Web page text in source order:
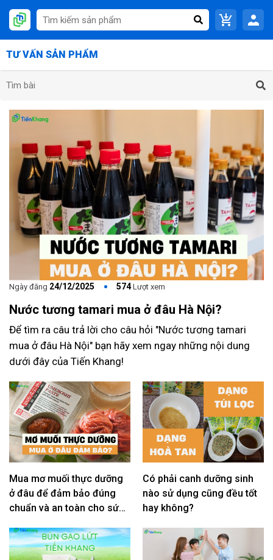
TƯ VẤN SẢN PHẨM
Ngày đăng 24/12/2025 574 Lượt xem
Nước tương tamari mua ở đâu Hà Nội?
Để tìm ra câu trả lời cho câu hỏi "Nước tương tamari
mua ở đâu Hà Nội" bạn hãy xem ngay những nội dung
dưới đây của Tiến Khang!
Mua mơ muối thực dưỡng
ở đâu để đảm bảo đúng
chuẩn và an toàn cho sức
Có phải canh dưỡng sinh
nào sử dụng cũng đều tốt
hay không?